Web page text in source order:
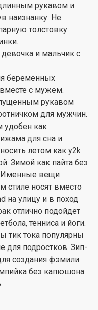
рукавом и
наизнанку. Не
толстовку
и мальчик с
беременных
с мужем.
рукавом
для мужчин.
удобен как
для сна и
летом как y2k
Зимой как пайта без
Именные вещи
стиле носят вместо
на улицу и в поход
отлично подойдет
тенниса и йоги.
тик тока популярны
для подростков. Зип-
создания фэмили
без капюшона